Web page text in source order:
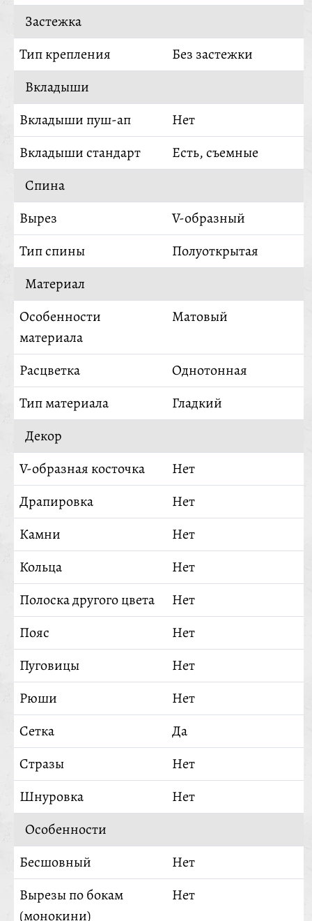
Застежка
Тип крепления
Без застежки
Вкладыши
Вкладыши пуш-ап
Нет
Вкладыши стандарт
Есть, съемные
Спина
Вырез
V-образный
Тип спины
Полуоткрытая
Материал
Особенности
материала
Матовый
Расцветка
Однотонная
Тип материала
Гладкий
Декор
V-образная косточка
Нет
Драпировка
Нет
Камни
Нет
Кольца
Нет
Полоска другого цвета
Нет
Пояс
Нет
Пуговицы
Нет
Рюши
Нет
Сетка
Да
Стразы
Нет
Шнуровка
Нет
Особенности
Бесшовный
Нет
Вырезы по бокам
(монокини)
Нет